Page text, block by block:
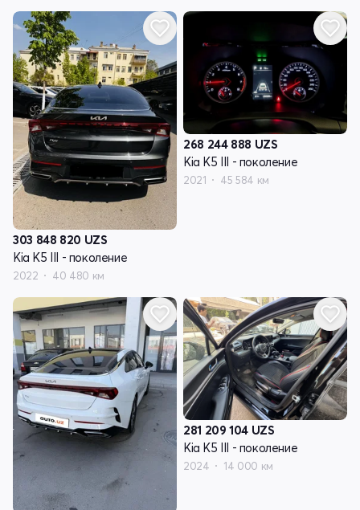
303 848 820 UZS
Kia K5 III - поколение
2022 40 480 км
268 244 888 UZS
Kia K5 III - поколение
2021 45 584 км
281 209 104 UZS
Kia K5 III - поколение
2024 14 000 км